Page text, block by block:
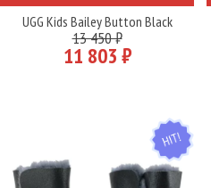
UGG Kids Bailey Button Black
13 450 ₽
11 803 ₽
HIT